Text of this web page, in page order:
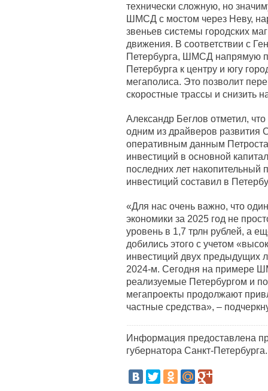
технически сложную, но
ШМСД с мостом через Неву,
звеньев системы городских
движения. В соответствии с
Петербурга, ШМСД напрямую
Петербурга к центру и югу
мегаполиса. Это позволит
скоростные трассы и снизить
Александр Беглов отметил,
одним из драйверов развития
оперативным данным
инвестиций в основной
последних лет накопительный
инвестиций составил в
«Для нас очень важно, что
экономики за 2025 год не
уровень в 1,7 трлн рублей, а
добились этого с учетом
инвестиций двух предыдущих
2024-м. Сегодня на примере
реализуемые Петербургом и
мегапроекты продолжают
частные средства», –
Информация предоставлена
губернатора Санкт-Петербурга.